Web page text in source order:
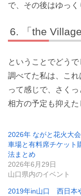
で、その後はゆっ
「the
ということでどうで
調べてた私は、これ
って感じで、さく
相方の予定も抑え
2026年 ながと花火大
車場と有料席チケット
法まとめ
2026年6月29日
山口県内のイベント
2019年in山口 西日本